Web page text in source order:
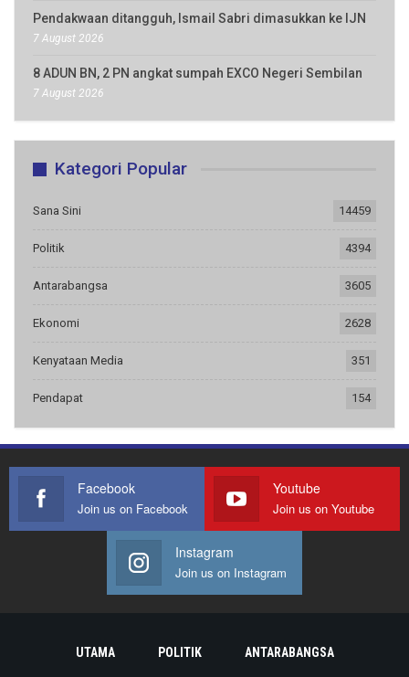
Pendakwaan ditangguh, Ismail Sabri dimasukkan ke IJN
7 August 2026
8 ADUN BN, 2 PN angkat sumpah EXCO Negeri Sembilan
7 August 2026
Kategori Popular
Sana Sini 14459
Politik 4394
Antarabangsa 3605
Ekonomi 2628
Kenyataan Media 351
Pendapat 154
Facebook
Join us on Facebook
Youtube
Join us on Youtube
Instagram
Join us on Instagram
UTAMA POLITIK ANTARABANGSA